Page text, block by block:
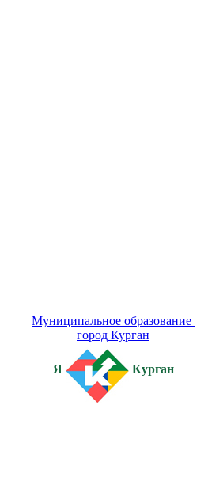
Муниципальное образование
город Курган
Я Курган